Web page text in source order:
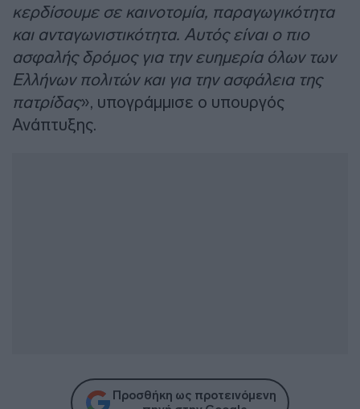
κερδίσουμε σε καινοτομία, παραγωγικότητα
και ανταγωνιστικότητα. Αυτός είναι ο πιο
ασφαλής δρόμος για την ευημερία όλων των
Ελλήνων πολιτών και για την ασφάλεια της
πατρίδας», υπογράμμισε ο υπουργός
Ανάπτυξης.
Προσθήκη ως προτεινόμενη